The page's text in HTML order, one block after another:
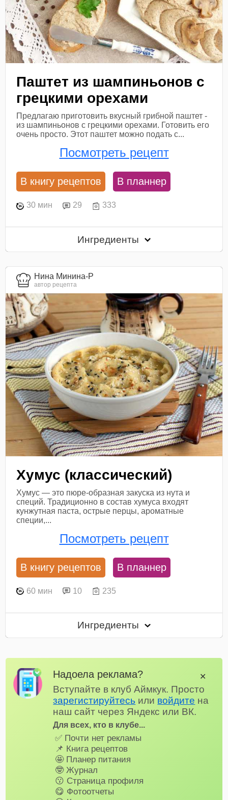
Паштет из шампиньонов с
грецкими орехами
Предлагаю приготовить вкусный грибной паштет -
из шампиньонов с грецкими орехами. Готовить его
очень просто. Этот паштет можно подать с...
Посмотреть рецепт
В книгу рецептов В планнер
30 мин 29 333
Ингредиенты
Нина Минина-Р
автор рецепта
Хумус (классический)
Хумус — это пюре-образная закуска из нута и
специй. Традиционно в состав хумуса входят
кунжутная паста, острые перцы, ароматные
специи,...
Посмотреть рецепт
В книгу рецептов В планнер
60 мин 10 235
Ингредиенты
Надоела реклама?
Вступайте в клуб Аймкук. Просто
зарегистируйтесь или войдите на
наш сайт через Яндекс или ВК.
Для всех, кто в клубе...
✅ Почти нет рекламы
📌 Книга рецептов
🤩 Планер питания
🤓 Журнал
😗 Страница профиля
😋 Фотоотчеты
✕